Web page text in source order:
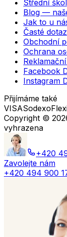
Střední
Blog —
Jak to u
Časté
Obchodní
Ochrana
Facebook
Instagram
Přijímáme také
VISASodexo
Copyright ©
vyhrazena
+420
Zavolejte nám
+420 494 900